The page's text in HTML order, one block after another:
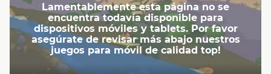
Lamentablemente esta página no se
encuentra todavía disponible para
dispositivos móviles y tablets. Por favor
asegúrate de revisar más abajo nuestros
juegos para móvil de calidad top!